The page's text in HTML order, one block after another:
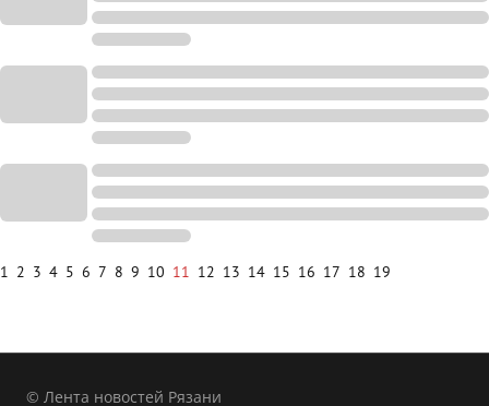
1 2 3 4 5 6 7 8 9 10 11 12 13 14 15 16 17 18 19
© Лента новостей Рязани